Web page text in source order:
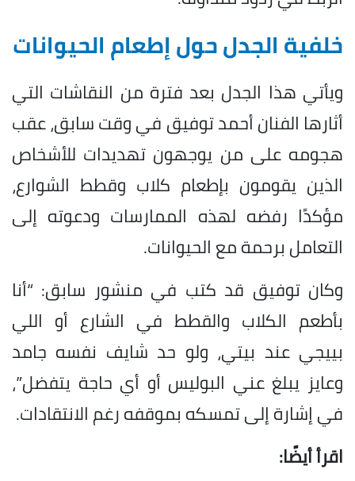
خلفية الجدل حول إطعام الحيوانات
ويأتي هذا الجدل بعد فترة من النقاشات التي
أثارها الفنان أحمد توفيق في وقت سابق، عقب
هجومه على من يوجهون تهديدات للأشخاص
الذين يقومون بإطعام كلاب وقطط الشوارع،
مؤكدًا رفضه لهذه الممارسات ودعوته إلى
التعامل برحمة مع الحيوانات.
وكان توفيق قد كتب في منشور سابق: “أنا
بأطعم الكلاب والقطط في الشارع أو اللي
بييجي عند بيتي، ولو حد شايف نفسه جامد
وعايز يبلغ عني البوليس أو أي حاجة يتفضل”،
في إشارة إلى تمسكه بموقفه رغم الانتقادات.
اقرأ أيضًا: